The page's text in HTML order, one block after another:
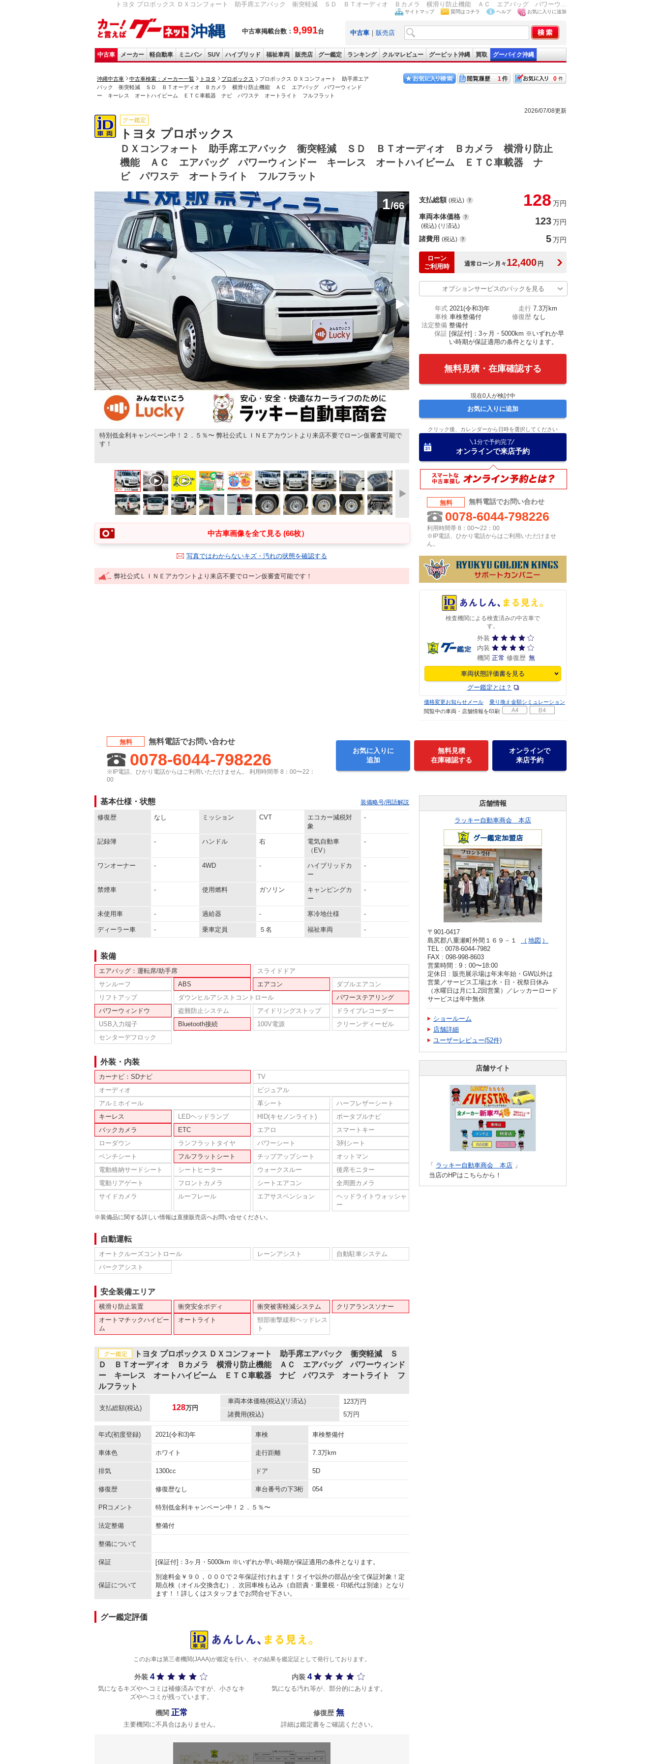
トヨタ プロボックス ＤＸコンフォート 助手席エアバック 衝突軽減 ＳＤ ＢＴオーディオ Ｂカメラ 横滑り防止機能 ＡＣ エアバッグ パワーウ...
中古車掲載台数： 9,991台
サイトマップ 質問はコチラ ヘルプ お気に入りに追加
中古車 ｜ 販売店
中古車 メーカー 軽自動車 ミニバン SUV ハイブリッド 福祉車両 販売店 グー鑑定 ランキング クルマレビュー グーピット沖縄 買取 グーバイク沖縄
沖縄中古車 中古車検索：メーカー一覧 トヨタ プロボックス
プロボックス ＤＸコンフォート 助手席エア
バック 衝突軽減 ＳＤ ＢＴオーディオ Ｂカメラ 横滑り防止機能 ＡＣ エアバッグ パワーウィンド
ー キーレス オートハイビーム ＥＴＣ車載器 ナビ パワステ オートライト フルフラット
0
1
2026/07/08更新
グー鑑定
トヨタ プロボックス
ＤＸコンフォート 助手席エアバック 衝突軽減 ＳＤ ＢＴオーディオ Ｂカメラ 横滑り防止
機能 ＡＣ エアバッグ パワーウィンドー キーレス オートハイビーム ＥＴＣ車載器 ナ
ビ パワステ オートライト フルフラット
特別低金利キャンペーン中！２．５％〜 弊社公式ＬＩＮＥアカウントより来店不要でローン仮審査可能で
す！
1/66
中古車画像を全て見る (66枚）
写真ではわからないキズ・汚れの状態を確認する
弊社公式ＬＩＮＥアカウントより来店不要でローン仮審査可能です！
支払総額 (税込) 128 万円
車両本体価格
(税込) (リ済込) 123万円
諸費用 (税込) 5万円
ローン
ご利用時
通常ローン 月々 12,400 円
オプションサービスのパックを見る
年式 2021(令和3)年 走行 7.3万km
車検 車検整備付 修復歴 なし
法定整備 整備付
保証 [保証付]：3ヶ月・5000km ※いずれか早
い時期が保証適用の条件となります。
無料見積・在庫確認する
現在0人が検討中
お気に入りに追加
クリック後、カレンダーから日時を選択してください
1分で予約完了
オンラインで来店予約
無料 無料電話でお問い合わせ
0078-6044-798226
利用時間帯 8：00〜22：00
※IP電話、ひかり電話からはご利用いただけませ
ん。
検査機関による検査済みの中古車で
す。
外装
内装
機関 正常 修復歴 無
車両状態評価書を見る
グー鑑定とは？
価格変更お知らせメール
乗り換え金額シミュレーション
閲覧中の車両・店舗情報を印刷
無料 無料電話でお問い合わせ
0078-6044-798226
※IP電話、ひかり電話からはご利用いただけません。 利用時間帯 8：00〜22：
00
お気に入りに
追加
無料見積
在庫確認する
オンラインで
来店予約
基本仕様・状態 装備略号/用語解説
修復歴 なし ミッション CVT
エコカー減税対
象
-
記録簿 - ハンドル 右
電気自動車
（EV）
-
ワンオーナー - 4WD -
ハイブリッドカ
ー
-
禁煙車 - 使用燃料 ガソリン
キャンピングカ
ー
-
未使用車 - 過給器 - 寒冷地仕様 -
ディーラー車 - 乗車定員 ５名 福祉車両 -
装備
エアバッグ：運転席/助手席
スライドドア
サンルーフ
ABS エアコン
ダブルエアコン
リフトアップ
ダウンヒルアシストコントロール
パワーステアリング
パワーウィンドウ
盗難防止システム アイドリングストップ
ドライブレコーダー
USB入力端子
Bluetooth接続 100V電源
クリーンディーゼル
センターデフロック
外装・内装
カーナビ：SDナビ
TV
オーディオ
ビジュアル
アルミホイール
革シート
ハーフレザーシート
キーレス
LEDヘッドランプ HID(キセノンライト)
ポータブルナビ
バックカメラ
ETC エアロ
スマートキー
ローダウン
ランフラットタイヤ パワーシート
3列シート
ベンチシート
フルフラットシート チップアップシート
オットマン
電動格納サードシート
シートヒーター ウォークスルー
後席モニター
電動リアゲート
フロントカメラ シートエアコン
全周囲カメラ
サイドカメラ
ルーフレール エアサスペンション
ヘッドライトウォッシャ
ー
※装備品に関する詳しい情報は直接販売店へお問い合せください。
自動運転
オートクルーズコントロール レーンアシスト
自動駐車システム
パークアシスト
安全装備エリア
横滑り防止装置 衝突安全ボディ 衝突被害軽減システム
クリアランスソナー
オートマチックハイビー
ム
オートライト
頸部衝撃緩和ヘッドレス
ト
グー鑑定
トヨタ プロボックス ＤＸコンフォート 助手席エアバック 衝突軽減 Ｓ
Ｄ ＢＴオーディオ Ｂカメラ 横滑り防止機能 ＡＣ エアバッグ パワーウィンド
ー キーレス オートハイビーム ＥＴＣ車載器 ナビ パワステ オートライト フ
ルフラット
支払総額(税込) 128万円
車両本体価格(税込)(リ済込) 123万円
諸費用(税込) 5万円
年式(初度登録) 2021(令和3)年 車検 車検整備付
車体色 ホワイト 走行距離 7.3万km
排気 1300cc ドア 5D
修復歴 修復歴なし 車台番号の下3桁 054
PRコメント 特別低金利キャンペーン中！２．５％〜
法定整備 整備付
整備について
保証 [保証付]：3ヶ月・5000km ※いずれか早い時期が保証適用の条件となります。
保証について
別途料金￥９０，０００で２年保証付けれます！タイヤ以外の部品が全て保証対象！定
期点検（オイル交換含む）、次回車検も込み（自賠責・重量税・印紙代は別途）となり
ます！！詳しくはスタッフまでお問合せ下さい。
グー鑑定評価
このお車は第三者機関(JAAA)が鑑定を行い、その結果を鑑定証として発行しております。
外装 4
気になるキズやヘコミは補修済みですが、小さなキ
ズやヘコミが残っています。
内装 4
気になる汚れ等が、部分的にあります。
機関 正常
主要機関に不具合はありません。
修復歴 無
詳細は鑑定書をご確認ください。
店舗情報
ラッキー自動車商会 本店
〒901-0417
島尻郡八重瀬町外間１６９－１
地図
TEL : 0078-6044-7982
FAX : 098-998-8603
営業時間 : 9：00〜18:00
定休日 : 販売展示場は年末年始・GW以外は
営業／サービス工場は水・日・祝祭日休み
（水曜日は月に1,2回営業）／レッカーロード
サービスは年中無休
ショールーム
店舗詳細
ユーザーレビュー(52件)
店舗サイト
「 ラッキー自動車商会 本店 」
当店のHPはこちらから！